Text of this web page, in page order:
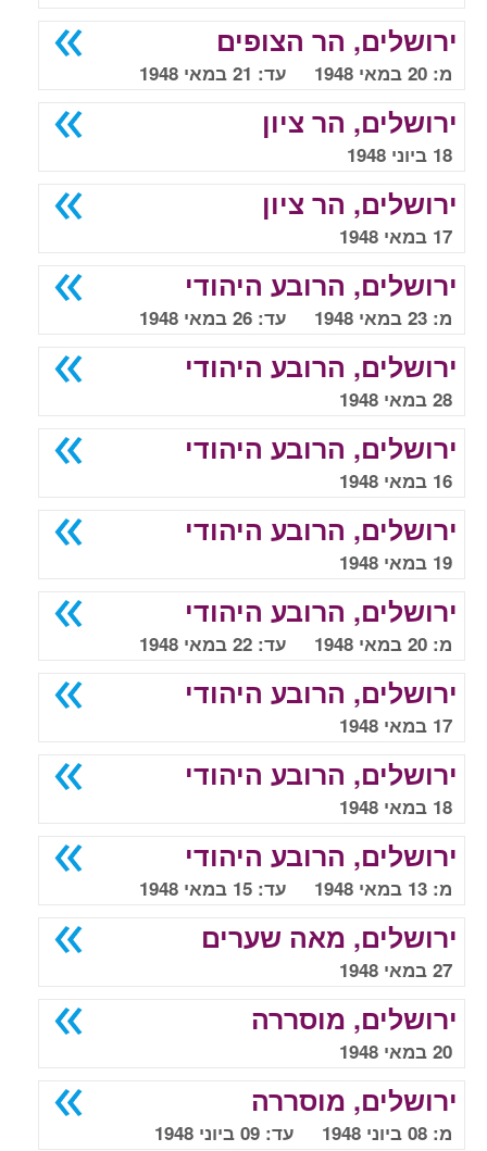
ירושלים, הר הצופים
מ: 20 במאי 1948 עד: 21 במאי 1948
ירושלים, הר ציון
18 ביוני 1948
ירושלים, הר ציון
17 במאי 1948
ירושלים, הרובע היהודי
מ: 23 במאי 1948 עד: 26 במאי 1948
ירושלים, הרובע היהודי
28 במאי 1948
ירושלים, הרובע היהודי
16 במאי 1948
ירושלים, הרובע היהודי
19 במאי 1948
ירושלים, הרובע היהודי
מ: 20 במאי 1948 עד: 22 במאי 1948
ירושלים, הרובע היהודי
17 במאי 1948
ירושלים, הרובע היהודי
18 במאי 1948
ירושלים, הרובע היהודי
מ: 13 במאי 1948 עד: 15 במאי 1948
ירושלים, מאה שערים
27 במאי 1948
ירושלים, מוסררה
20 במאי 1948
ירושלים, מוסררה
מ: 08 ביוני 1948 עד: 09 ביוני 1948